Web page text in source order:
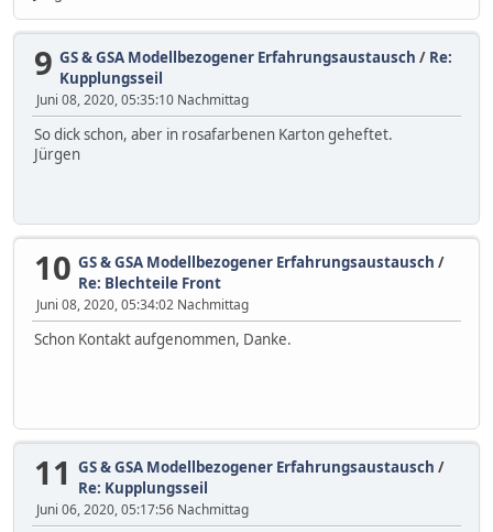
9 GS & GSA Modellbezogener Erfahrungsaustausch / Re:
Kupplungsseil
Juni 08, 2020, 05:35:10 Nachmittag
So dick schon, aber in rosafarbenen Karton geheftet.
Jürgen
10 GS & GSA Modellbezogener Erfahrungsaustausch /
Re: Blechteile Front
Juni 08, 2020, 05:34:02 Nachmittag
Schon Kontakt aufgenommen, Danke.
11 GS & GSA Modellbezogener Erfahrungsaustausch /
Re: Kupplungsseil
Juni 06, 2020, 05:17:56 Nachmittag